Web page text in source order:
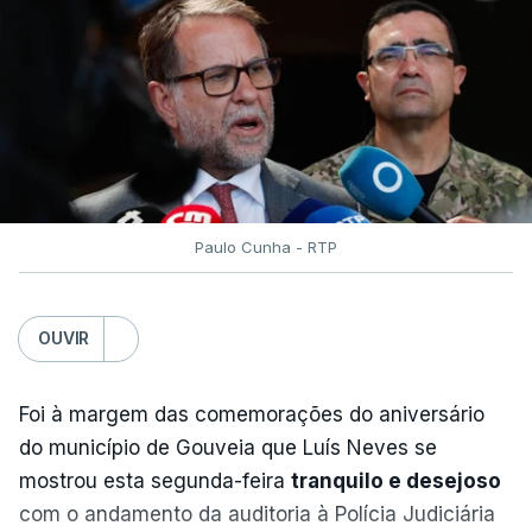
Chocó, situado na costa do Pacífico, a uma
profundidade de cerca de 100 quilómetros.
O forte sismo foi sentido em grandes cidades
como a capital, Bogotá, e Cali, no sudoeste
do país, bem como em Quito, no Equador, e
no Panamá.
Seis aeroportos do oeste da Colômbia
suspenderam as suas operações devido aos
Autoridade de Aviação Civil.
Os aeroportos afetados localizam-se sobretudo na
região de Chocó, na costa do Pacífico.
Paulo Cunha - RTP
OUVIR
Foi à margem das comemorações do aniversário
do município de Gouveia que Luís Neves se
mostrou esta segunda-feira tranquilo e desejoso
com o andamento da auditoria à Polícia Judiciária